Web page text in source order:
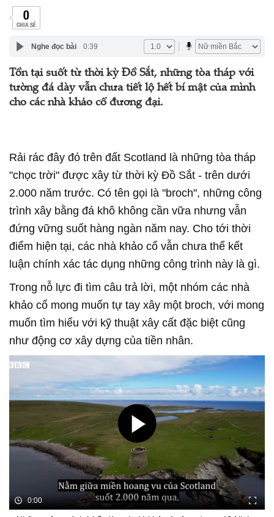
0
CHIA SẺ
Nghe đọc bài 0:39
Tồn tại suốt từ thời kỳ Đồ Sắt, những tòa tháp với
tường đá dày vẫn chưa tiết lộ hết bí mật của mình
cho các nhà khảo cổ đương đại.
Rải rác đây đó trên đất Scotland là những tòa tháp
"chọc trời" được xây từ thời kỳ Đồ Sắt - trên dưới
2.000 năm trước. Có tên gọi là "broch", những công
trình xây bằng đá khô không cần vữa nhưng vẫn
đứng vững suốt hàng ngàn năm nay. Cho tới thời
điểm hiện tại, các nhà khảo cổ vẫn chưa thể kết
luận chính xác tác dụng những công trình này là gì.
Trong nỗ lực đi tìm câu trả lời, một nhóm các nhà
khảo cổ mong muốn tự tay xây một broch, với mong
muốn tìm hiểu với kỹ thuật xây cất đặc biệt cũng
như động cơ xây dựng của tiền nhân.
0:00